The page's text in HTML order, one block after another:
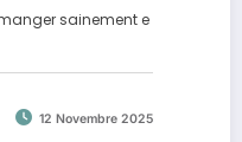
sainement e
12 Novembre 2025